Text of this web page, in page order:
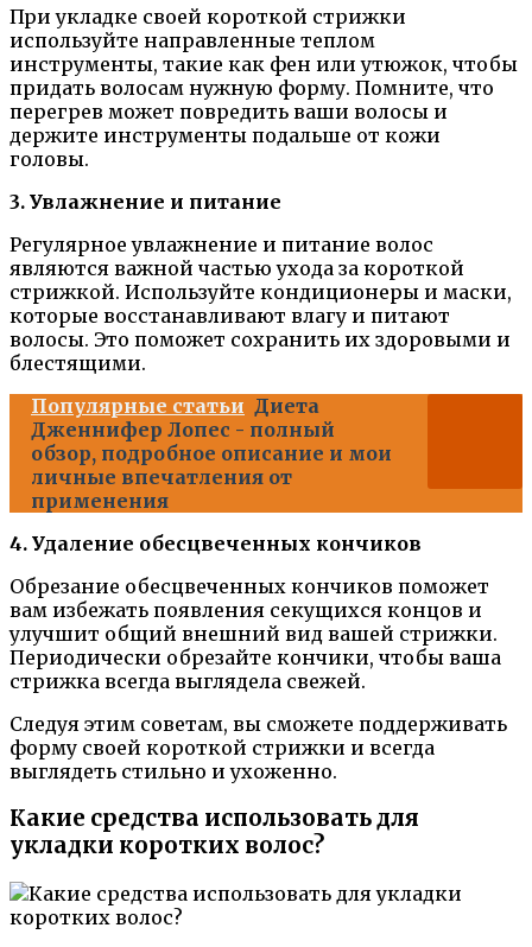
При укладке своей короткой стрижки
используйте направленные теплом
инструменты, такие как фен или утюжок, чтобы
придать волосам нужную форму. Помните, что
перегрев может повредить ваши волосы и
держите инструменты подальше от кожи
головы.
3. Увлажнение и питание
Регулярное увлажнение и питание волос
являются важной частью ухода за короткой
стрижкой. Используйте кондиционеры и маски,
которые восстанавливают влагу и питают
волосы. Это поможет сохранить их здоровыми и
блестящими.
Популярные статьи Диета
Дженнифер Лопес - полный
обзор, подробное описание и мои
личные впечатления от
применения
4. Удаление обесцвеченных кончиков
Обрезание обесцвеченных кончиков поможет
вам избежать появления секущихся концов и
улучшит общий внешний вид вашей стрижки.
Периодически обрезайте кончики, чтобы ваша
стрижка всегда выглядела свежей.
Следуя этим советам, вы сможете поддерживать
форму своей короткой стрижки и всегда
выглядеть стильно и ухоженно.
Какие средства использовать для
укладки коротких волос?